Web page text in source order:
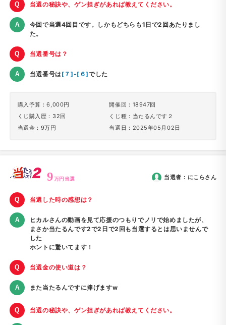
当選の秘訣や、ゲン担ぎがあれば教えてください。
今回で当選4回目です。しかもどちらも1日で2回あたりまし
た。
当選番号は？
当選番号は[７]-[６]でした
購入予算：6,000円
くじ購入歴：32回
当選金：9万円
開催回：18947回
くじ種：当たるんです２
当選日：2025年05月02日
9万円当選 当選者： にこらさん
当選した時の感想は？
ヒカルさんの動画を見て応援のつもりでノリで始めましたが、
まさか当たるんです2で2日で2回も当選するとは思いませんで
した
ホントに驚いてます！
当選金の使い道は？
また当たるんですに捧げますw
当選の秘訣や、ゲン担ぎがあれば教えてください。